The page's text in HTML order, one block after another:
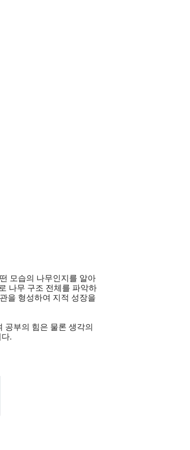
모습의 나무인지를 알아
나무 구조 전체를 파악하
을 형성하여 지적 성장을
공부의 힘은 물론 생각의
.